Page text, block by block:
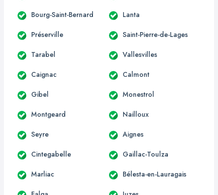
Bourg-Saint-Bernard Lanta
Préserville Saint-Pierre-de-Lages
Tarabel Vallesvilles
Caignac Calmont
Gibel Monestrol
Montgeard Nailloux
Seyre Aignes
Cintegabelle Gaillac-Toulza
Marliac Bélesta-en-Lauragais